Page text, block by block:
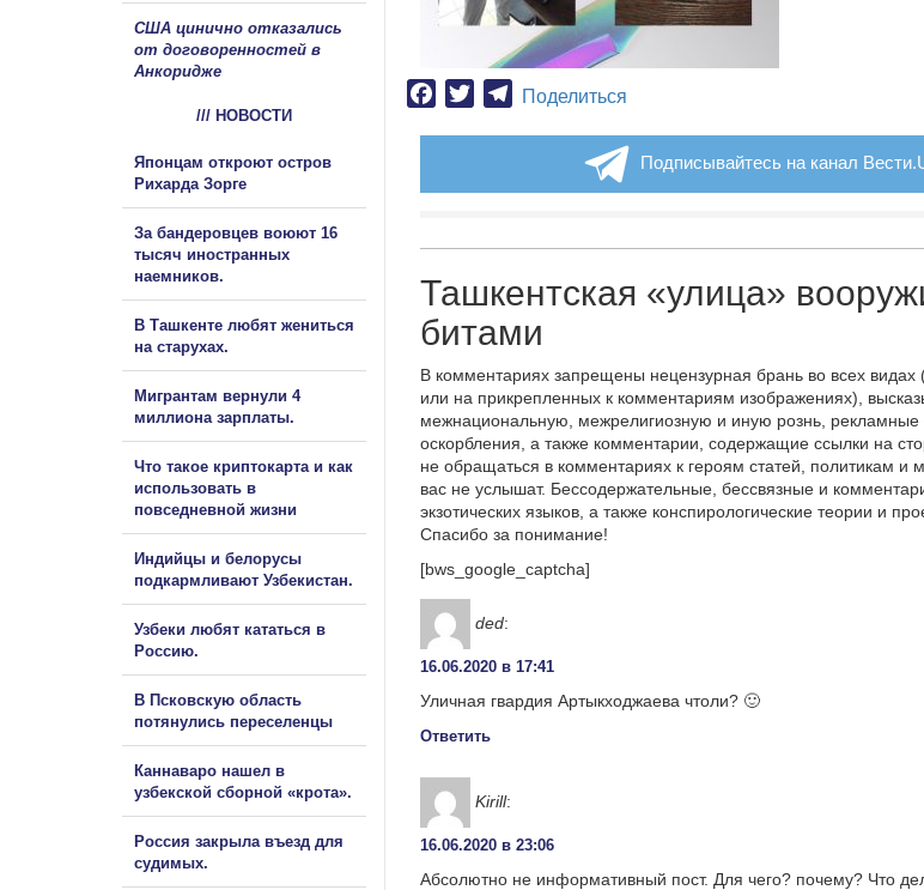
Facebook
TwitterTelegram
Поделиться
Подписывайтесь на канал
Ташкентская «улица»
битами
В комментариях запрещены нецензурная брань во всех
или на прикрепленных к комментариям изображениях),
межнациональную, межрелигиозную и иную рознь,
оскорбления, а также комментарии, содержащие ссылки на
не обращаться в комментариях к героям статей, политикам
вас не услышат. Бессодержательные, бессвязные и
экзотических языков, а также конспирологические теории и
Спасибо за понимание!
[bws_google_captcha]
ded:
16.06.2020 в 17:41
Уличная гвардия Артыкходжаева чтоли? 🙂
Ответить
Kirill:
16.06.2020 в 23:06
Абсолютно не информативный пост. Для чего? почему? Что
США цинично отказались
от договоренностей в
Анкоридже
/// НОВОСТИ
Японцам откроют остров
Рихарда Зорге
За бандеровцев воюют 16
тысяч иностранных
наемников.
В Ташкенте любят жениться
на старухах.
Мигрантам вернули 4
миллиона зарплаты.
Что такое криптокарта и как
использовать в
повседневной жизни
Индийцы и белорусы
подкармливают Узбекистан.
Узбеки любят кататься в
Россию.
В Псковскую область
потянулись переселенцы
Каннаваро нашел в
узбекской сборной «крота».
Россия закрыла въезд для
судимых.